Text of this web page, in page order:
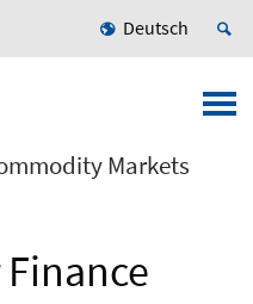
Deutsch
Markets